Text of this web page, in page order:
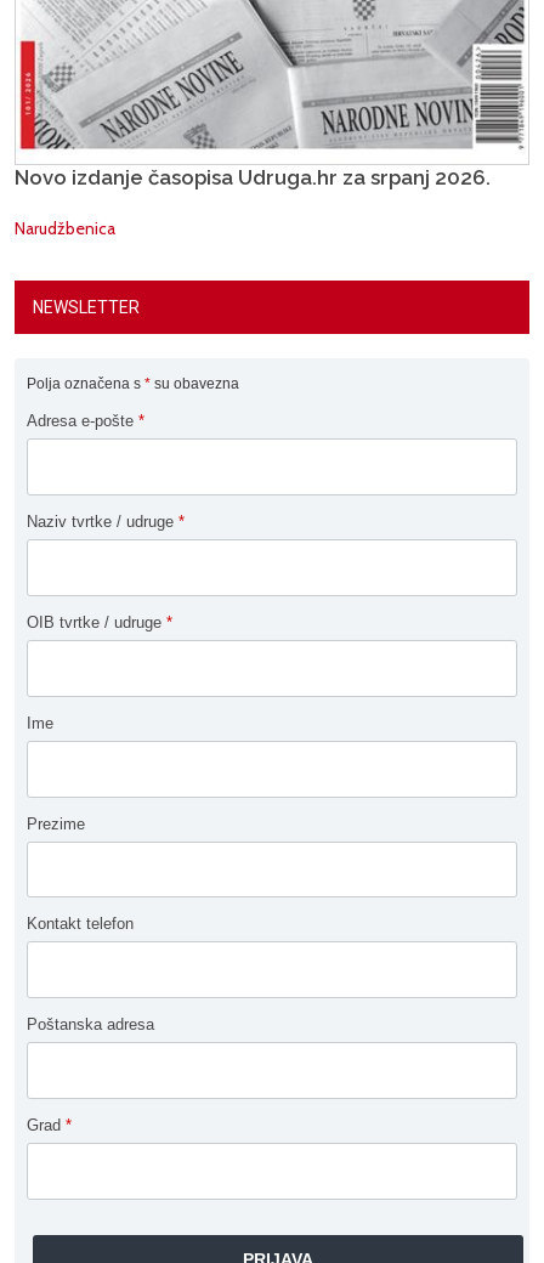
Novo izdanje časopisa Udruga.hr za srpanj 2026.
Narudžbenica
NEWSLETTER
Polja označena s * su obavezna
Adresa e-pošte *
Naziv tvrtke / udruge *
OIB tvrtke / udruge *
Ime
Prezime
Kontakt telefon
Poštanska adresa
Grad *